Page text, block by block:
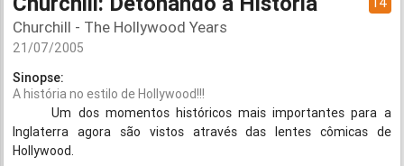
Churchill - The Hollywood Years
21/07/2005
Sinopse:
A história no estilo de Hollywood!!!
Um dos momentos históricos mais importantes para a
Inglaterra agora são vistos através das lentes cômicas de
Hollywood.